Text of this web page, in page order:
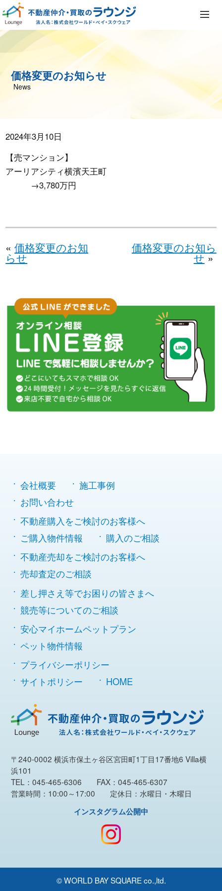
価格変更のお知らせ
News
2024年3月10日
【売マンション】
アーリアシティ横濱天王町
→3,780万円
«価格変更のお知
らせ
価格変更のお知ら
せ»
会社概要
施工事例
お問い合わせ
不動産購入をご検討のお客様へ
ご購入物件情報
購入のご相談
不動産売却をご検討のお客様へ
売却査定のご相談
差し押さえ等でお困りの皆さまへ
競売等についてのご相談
安心マイホームペットプラン
ペット物件情報
プライバシーポリシー
サイトポリシー
HOME
〒240-0002 横浜市保土ヶ谷区宮田町1丁目17番地6 Villa横
浜101
TEL：045-465-6306 FAX：045-465-6307
営業時間：10:00～17:00 定休日：水曜日・木曜日
インスタグラム公開中
© WORLD BAY SQUARE co.,ltd.